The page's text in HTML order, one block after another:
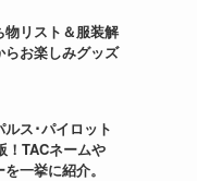
物リスト＆服装解
らお楽しみグッズ
ス･パイロット
！TACネームや
一挙に紹介。